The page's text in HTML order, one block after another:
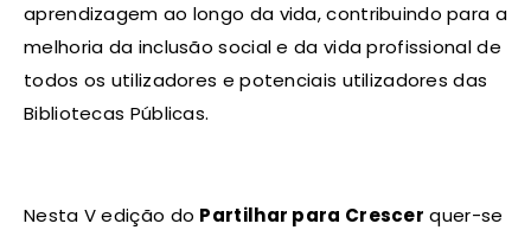
aprendizagem ao longo da vida, contribuindo para a
melhoria da inclusão social e da vida profissional de
todos os utilizadores e potenciais utilizadores das
Bibliotecas Públicas.
Nesta V edição do Partilhar para Crescer quer-se